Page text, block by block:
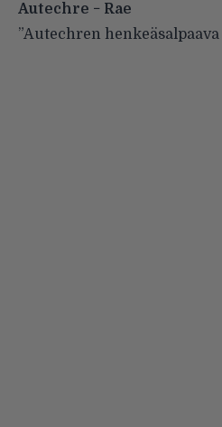
Autechre − Rae
”Autechren henkeäsalpaava